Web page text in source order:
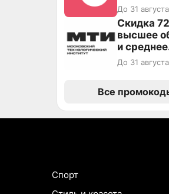
До 31
Скидка
высшее
и среднее
До 31
Все
Спорт